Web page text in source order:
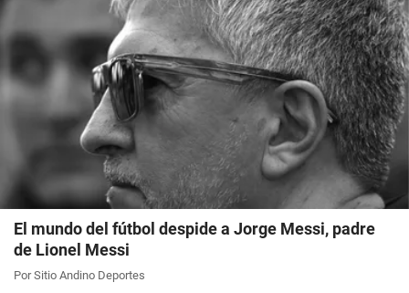
El mundo del fútbol despide a Jorge Messi, padre
de Lionel Messi
Por Sitio Andino Deportes